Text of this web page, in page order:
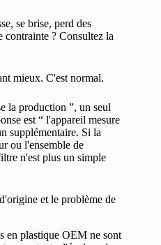
se brise, perd des
contrainte ? Consultez la
mieux. C'est normal.
la production ”, un seul
est “ l'appareil mesure
supplémentaire. Si la
ou l'ensemble de
n'est plus un simple
et le problème de
en plastique OEM ne sont